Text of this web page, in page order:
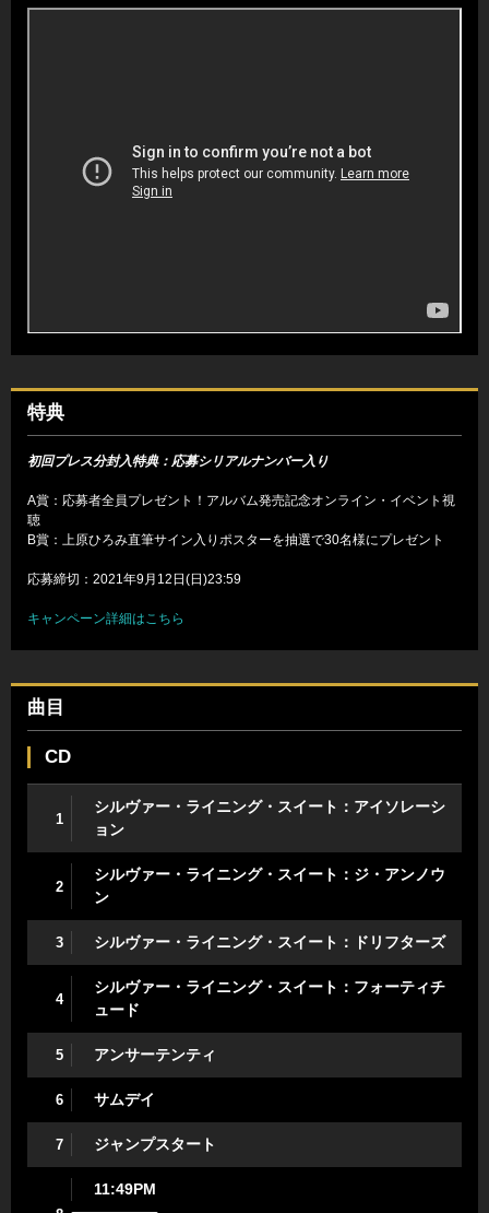
特典
初回プレス分封入特典：応募シリアルナンバー入り
A賞：応募者全員プレゼント！アルバム発売記念オンライン・イベント視
聴
B賞：上原ひろみ直筆サイン入りポスターを抽選で30名様にプレゼント
応募締切：2021年9月12日(日)23:59
キャンペーン詳細はこちら
曲目
CD
1
シルヴァー・ライニング・スイート：アイソレーシ
ョン
2
シルヴァー・ライニング・スイート：ジ・アンノウ
ン
3 シルヴァー・ライニング・スイート：ドリフターズ
4
シルヴァー・ライニング・スイート：フォーティチ
ュード
5 アンサーテンティ
6 サムデイ
7 ジャンプスタート
11:49PM